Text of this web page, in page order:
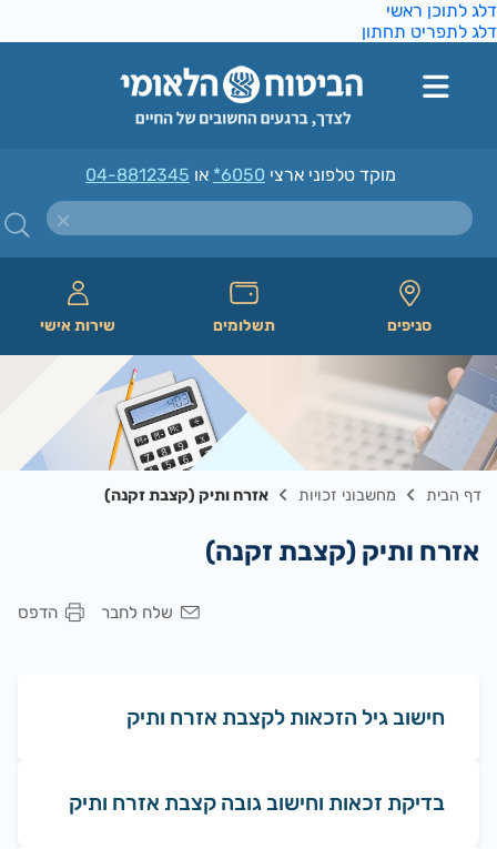
לתוכן ראשי
לתפריט תחתון
מוקד טלפוני ארצי*6050או04-8812345
סניפים תשלומים שירות אישי
דף הבית מחשבוני זכויות אזרח ותיק (קצבת זקנה)
אזרח ותיק (קצבת זקנה)
הדפס שלח לחבר
חישוב גיל הזכאות לקצבת אזרח ותיק
בדיקת זכאות וחישוב גובה קצבת אזרח ותיק